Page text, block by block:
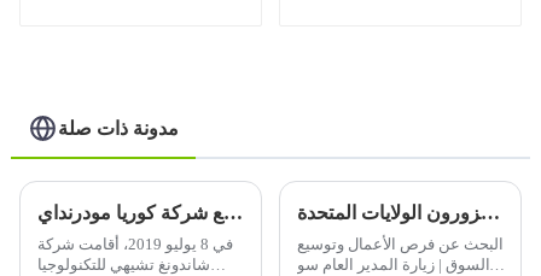
مدونة ذات صلة
شركتنا توقع اتفاقية وكالة مع شركة كوريا مودرنداي
في 8 يوليو 2019، أقامت شركة
شاندونغ تشيهي للتكنولوجيا
السيد سو جيان تشانغ والوفد المرافق له يزورون الولايات المتحدة
البحث عن فرص الأعمال وتوسيع
السوق | زيارة المدير العام سو